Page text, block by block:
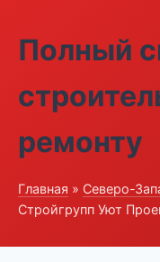
Полный
ремонту
Главная » Северо-
Стройгрупп Уют